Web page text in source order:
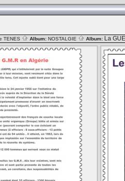
TENES Album: NOSTALGIE Album: La